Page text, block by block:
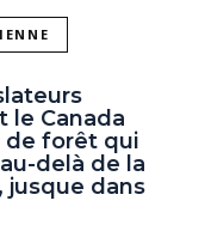
le Canada
de forêt qui
delà de la
jusque dans